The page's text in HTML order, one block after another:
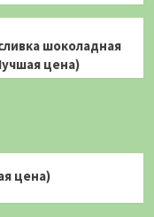
шоколадная
цена)
цена)